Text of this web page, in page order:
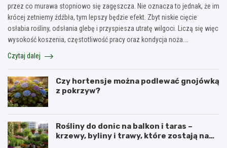
przez co murawa stopniowo się zagęszcza. Nie oznacza to jednak, że im
krócej zetniemy źdźbła, tym lepszy będzie efekt. Zbyt niskie cięcie
osłabia rośliny, odsłania glebę i przyspiesza utratę wilgoci. Liczą się więc
wysokość koszenia, częstotliwość pracy oraz kondycja noża.…
Czytaj dalej
Czy hortensje można podlewać gnojówką
z pokrzyw?
Rośliny do donic na balkon i taras –
krzewy, byliny i trawy, które zostają na